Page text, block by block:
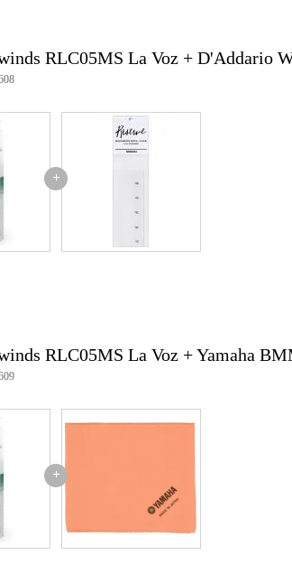
RLC05MS La Voz + D'Addario
+
RLC05MS La Voz + Yamaha
+